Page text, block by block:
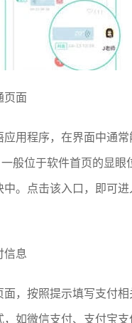
页面
应用程序，在界面中通
般位于软件首页的显眼
中。点击该入口，即可
信息
面，按照提示填写支付
如微信支付、支付宝